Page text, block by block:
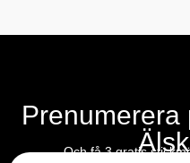
Prenumerera
Och få 3 gratis